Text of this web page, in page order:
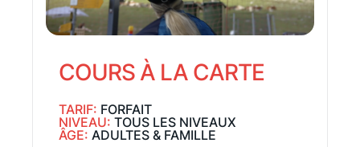
COURS À LA CARTE
TARIF: FORFAIT
NIVEAU: TOUS LES NIVEAUX
ÂGE: ADULTES & FAMILLE